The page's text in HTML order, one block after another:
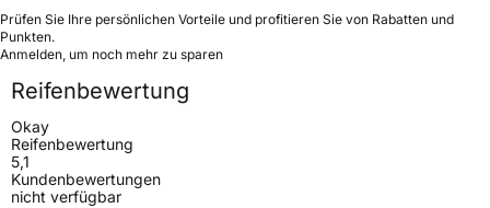
Prüfen Sie Ihre persönlichen Vorteile und profitieren Sie von Rabatten und
Punkten.
Anmelden, um noch mehr zu sparen
Reifenbewertung
Okay
Reifenbewertung
5,1
Kundenbewertungen
nicht verfügbar